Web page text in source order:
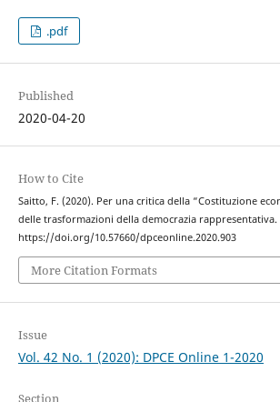
.pdf
Published
2020-04-20
How to Cite
Saitto, F. (2020). Per una critica della “Costituzione
delle trasformazioni della democrazia rappresentativa.
https://doi.org/10.57660/dpceonline.2020.903
More Citation Formats
Issue
Vol. 42 No. 1 (2020): DPCE Online 1-2020
Section